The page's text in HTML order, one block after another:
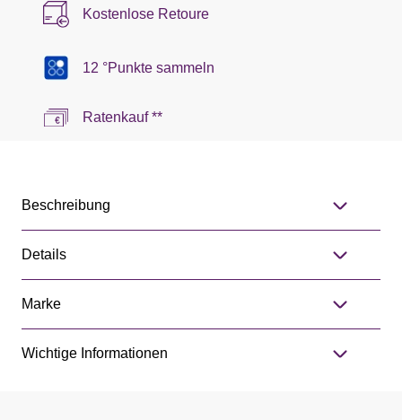
Kostenlose Retoure
12 °Punkte sammeln
Ratenkauf **
Beschreibung
Details
Marke
Wichtige Informationen